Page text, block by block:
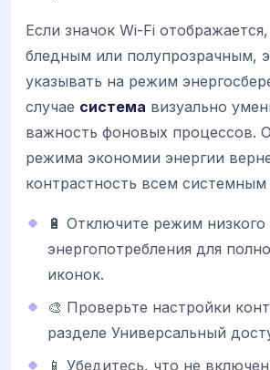
Если значок Wi-Fi
бледным или полупрозрачным,
указывать на режим
случае система визуально
важность фоновых процессов.
режима экономии энергии
контрастность всем
🔋 Отключите режим низкого
энергопотребления для
иконок.
🎨 Проверьте настройки
разделе Универсальный
📱 Убедитесь, что не